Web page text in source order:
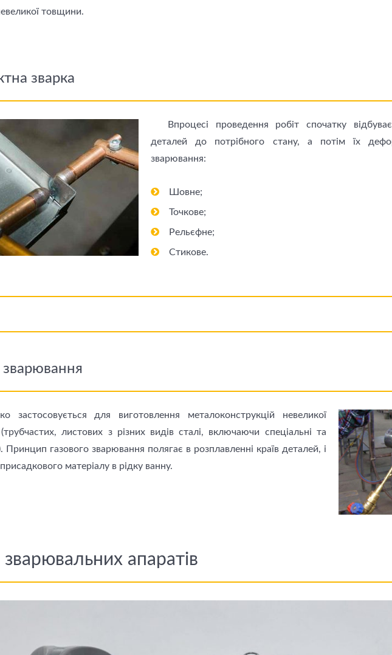
товщини.
зварка
Впроцесі проведення робіт спочатку
деталей до потрібного стану, а потім їх
зварювання:
Шовне;
Точкове;
Рельєфне;
Стикове.
зварювання
застосовується для виготовлення металоконструкцій невеликої
листових з різних видів сталi, включаючи спеціальні та
Принцип газового зварювання полягає в розплавленні країв деталей, і
матеріалу в рідку ванну.
апаратів